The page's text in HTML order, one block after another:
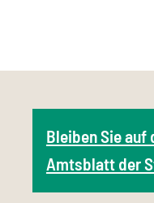
Bleiben Sie auf
Amtsblatt der